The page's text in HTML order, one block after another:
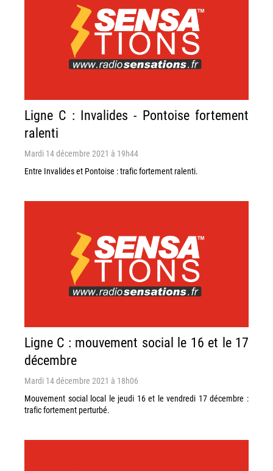
Ligne C : Invalides - Pontoise fortement
ralenti
Mardi 14 décembre 2021 à 19h44
Entre Invalides et Pontoise : trafic fortement ralenti.
Ligne C : mouvement social le 16 et le 17
décembre
Mardi 14 décembre 2021 à 18h06
Mouvement social local le jeudi 16 et le vendredi 17 décembre :
trafic fortement perturbé.